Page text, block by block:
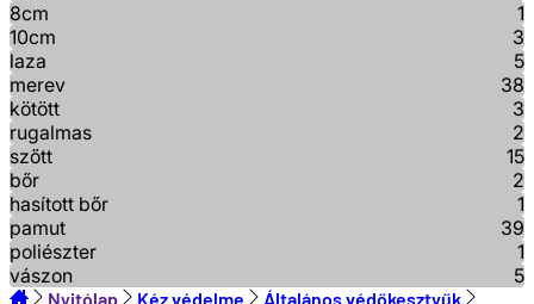
8cm
1
10cm
3
laza
5
merev
38
kötött
3
rugalmas
2
szőtt
15
bőr
2
hasított bőr
1
pamut
39
poliészter
1
vászon
5
Nyitólap Kéz védelme Általános védőkesztyűk